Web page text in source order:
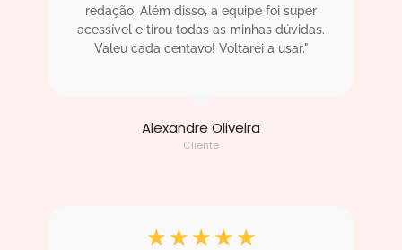
Alexandre Oliveira
Cliente
redação. Além disso, a equipe foi super
acessível e tirou todas as minhas dúvidas.
Valeu cada centavo! Voltarei a usar."
☆ ☆ ☆ ☆ ☆